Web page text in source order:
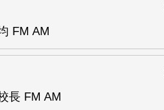
FM AM
長 FM AM